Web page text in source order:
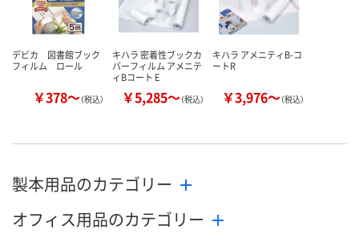
デビカ 図書館ブック
フィルム ロール
￥378～（税込）
キハラ 密着性ブックカ
バーフィルム アメニテ
ィBコート E
￥5,285～（税込）
キハラ アメニティB-コ
ートR
￥3,976～（税込）
製本用品のカテゴリー
オフィス用品のカテゴリー